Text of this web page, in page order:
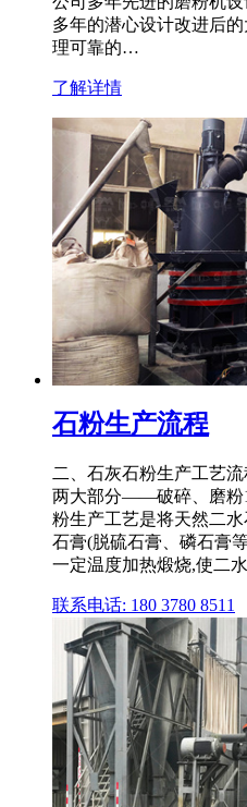
多年的潜心设计改进后
理可靠的…
了解详情
石粉生产流程
二、石灰石粉生产工艺
两大部分——破碎、磨粉
粉生产工艺是将天然二
石膏(脱硫石膏、磷石膏
一定温度加热煅烧,使二
联系电话: 180 3780 8511